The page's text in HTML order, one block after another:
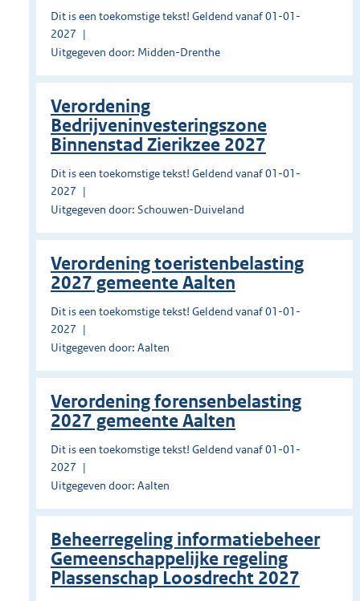
Dit is een toekomstige tekst! Geldend vanaf 01-01-
2027
Uitgegeven door: Midden-Drenthe
Verordening
Bedrijveninvesteringszone
Binnenstad Zierikzee 2027
Dit is een toekomstige tekst! Geldend vanaf 01-01-
2027
Uitgegeven door: Schouwen-Duiveland
Verordening toeristenbelasting
2027 gemeente Aalten
Dit is een toekomstige tekst! Geldend vanaf 01-01-
2027
Uitgegeven door: Aalten
Verordening forensenbelasting
2027 gemeente Aalten
Dit is een toekomstige tekst! Geldend vanaf 01-01-
2027
Uitgegeven door: Aalten
Beheerregeling informatiebeheer
Gemeenschappelijke regeling
Plassenschap Loosdrecht 2027